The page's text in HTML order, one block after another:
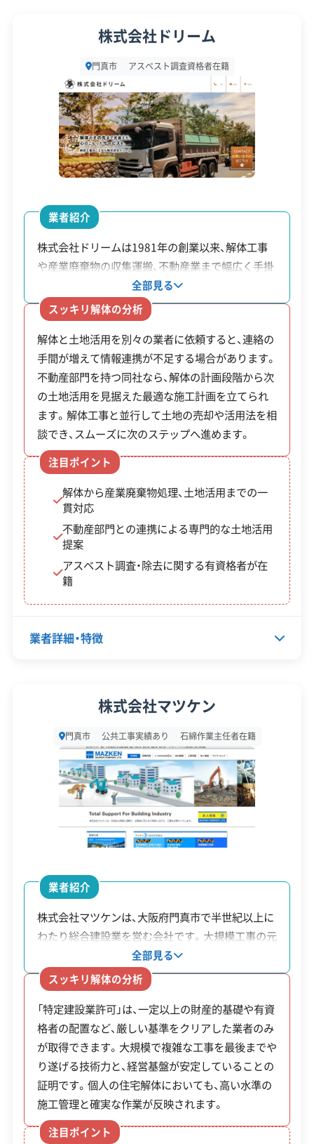
のです。ひとたび火事が起きれば、一気に燃え広が
る危険性が高いエリアです。
だからこそ行政は、市民の命を守る最優先課題とし
て、このエリアを燃えにくい街にする「不燃化」を進
めています。この特定エリアの解体工事に「最大
224万円」という異例の高額補助金が出るのは、自己
強い意志の表れです。これは単なる空き家対策では
なく、街の中に延焼を防ぐための空き地（防火帯）を
作る公共投資といえます。
解体工事・空き家対策の補助金
市内全域で使える補助金に加え、特に北部の密
集市街地では最大224万円という、全国でもト
ップクラスの高額な補助制度を利用できます。
制度名
補
助
額・
著しく危険
な密集市街
地内の建築
物除却補助
大2
円
（戸
建
て）
※
工
事
2/3
対象エリア（小路町、元町、本
町、石原町、大倉町）に建ち、
昭和56年5月31日以前に着
工された旧耐震基準の木造
住宅であること、などの条件
があります。
老朽危険空
家解体補助
金（一般エリ
ア）
大3
円
（戸
建
て）
※
工
市街化区域内にあり、1年以
上使われていない危険な木
造住宅で、市の現地調査によ
る認定が必要です。
建設業許可 解体工事業登録
産業廃棄物収集運搬業許可
産業廃棄物処分業許可
石綿作業主任者
建築物石綿含有建材調査者
解体工事施工技士
1級土木施工管理技士
1級建設機械施工管理技士
安全対策・リスク管理
工事賠償責任保険 違反歴なし 表彰・受賞
現場清掃
ISO認証
電子マニフェスト 地域貢献・ボランティア
顧客対応・サービス(17)
自社ホームページ 無料見積もり 不要品回収
不要品買取
不動産取引
補助金・助成金申請 土地活用
滅失登記
建設リサイクル届
近隣挨拶
翌営業日連絡
クレジットカード
解体ローン SNS 土対応
日祝対応
※項目にカーソルを合わせると詳細な説明が表示されます。
株式会社ドリーム
門真市 アスベスト調査資格者在籍
業者紹介
株式会社ドリームは1981年の創業以来、解体工事
や産業廃棄物の収集運搬、不動産業まで幅広く手掛
ける会社です。グループ会社に不動産部門を持ち、
建物の解体から整地、その後の土地売却や活用まで
まとめて相談可能です。アスベストの専門資格を持
つスタッフが在籍し、調査から除去まで自社で対応
します。
全部見る
スッキリ解体の分析
解体と土地活用を別々の業者に依頼すると、連絡の
手間が増えて情報連携が不足する場合があります。
不動産部門を持つ同社なら、解体の計画段階から次
の土地活用を見据えた最適な施工計画を立てられ
ます。解体工事と並行して土地の売却や活用法を相
談でき、スムーズに次のステップへ進めます。
注目ポイント
解体から産業廃棄物処理、土地活用までの一
貫対応
不動産部門との連携による専門的な土地活用
提案
アスベスト調査・除去に関する有資格者が在
籍
業者詳細・特徴
ッツダイキ1階
設立日 1981年
800万円
電話番号 072-888-3269
営業日
対応エリア 大阪府、京都府、兵庫県、奈良県
木造 鉄骨造
内装解体
対応業務
産業廃棄物収集運搬業
不用品回収業
不動産取引業
公式HP 公式サイトを見る
許可番号
【建設業許可】
大阪府知事：第159230号
【産業廃棄物収集運搬業許可】
大阪府知事：第02700232563号
株式会社マツケン
門真市 公共工事実績あり 石綿作業主任者在籍
業者紹介
株式会社マツケンは、大阪府門真市で半世紀以上に
わたり総合建設業を営む会社です。大規模工事の元
請けを担うために必要な「特定建設業許可」を取得
しています。イオンモール寝屋川の解体工事や京都
競馬場の整備工事など、大規模なプロジェクトに携
わった確かな実績を持ちます。
全部見る
スッキリ解体の分析
「特定建設業許可」は、一定以上の財産的基礎や有資
格者の配置など、厳しい基準をクリアした業者のみ
が取得できます。大規模で複雑な工事を最後までや
り遂げる技術力と、経営基盤が安定していることの
証明です。個人の住宅解体においても、高い水準の
施工管理と確実な作業が反映されます。
注目ポイント